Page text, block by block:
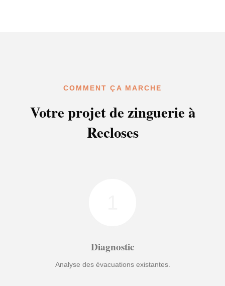
COMMENT ÇA MARCHE
Votre projet de zinguerie à
Recloses
Diagnostic
Analyse des évacuations existantes.